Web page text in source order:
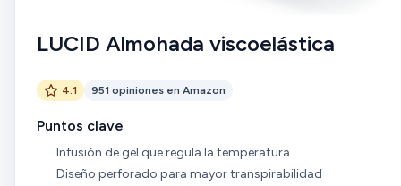
LUCID Almohada viscoelástica
4.1 951 opiniones en Amazon
Puntos clave
Infusión de gel que regula la temperatura
Diseño perforado para mayor transpirabilidad